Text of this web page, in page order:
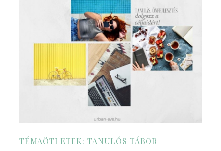
TÉMAÖTLETEK: TANULÓS TÁBOR